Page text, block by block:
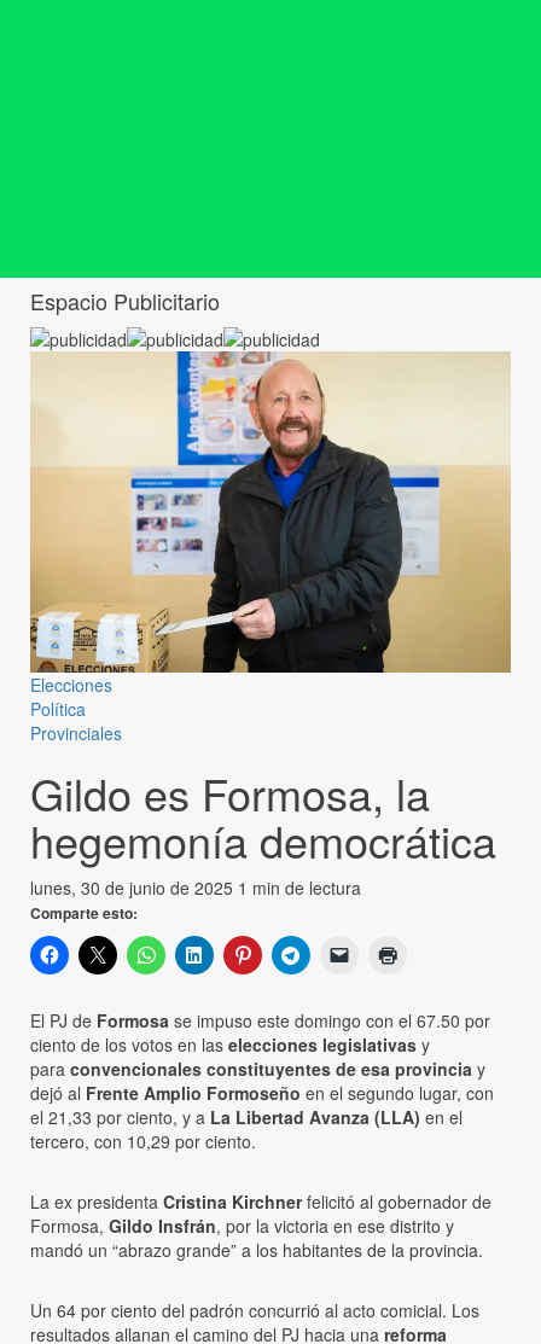
Espacio Publicitario
Elecciones
Política
Provinciales
Gildo es Formosa, la
hegemonía democrática
lunes, 30 de junio de 2025 1 min de lectura
Comparte esto:
El PJ de Formosa se impuso este domingo con el 67.50 por
ciento de los votos en las elecciones legislativas y
para convencionales constituyentes de esa provincia y
dejó al Frente Amplio Formoseño en el segundo lugar, con
el 21,33 por ciento, y a La Libertad Avanza (LLA) en el
tercero, con 10,29 por ciento.
La ex presidenta Cristina Kirchnerfelicitó al gobernador de
Formosa, Gildo Insfrán, por la victoria en ese distrito y
mandó un “abrazo grande” a los habitantes de la provincia.
Un 64 por ciento del padrón concurrió al acto comicial. Los
resultados allanan el camino del PJ hacia una reforma